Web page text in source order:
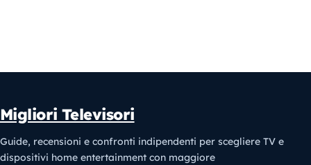
Migliori Televisori
Guide, recensioni e confronti indipendenti per scegliere TV e
dispositivi home entertainment con maggiore